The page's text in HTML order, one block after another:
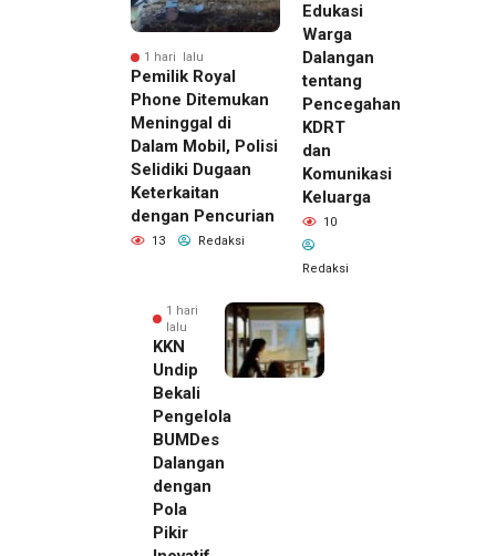
1 hari lalu
Pemilik Royal
Phone Ditemukan
Meninggal di
Dalam Mobil, Polisi
Selidiki Dugaan
Keterkaitan
dengan Pencurian
13 Redaksi
Edukasi
Warga
Dalangan
tentang
Pencegahan
KDRT
dan
Komunikasi
Keluarga
10
Redaksi
1 hari
lalu
KKN
Undip
Bekali
Pengelola
BUMDes
Dalangan
dengan
Pola
Pikir